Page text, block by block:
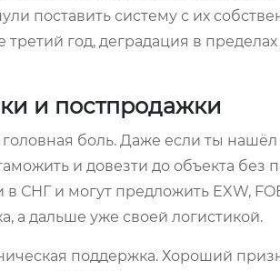
поставить систему с их
третий год, деградация в
и постпродажки
боль. Даже если ты нашёл
и довезти до объекта
СНГ и могут предложить EXW,
а дальше уже своей логистикой.
поддержка. Хороший